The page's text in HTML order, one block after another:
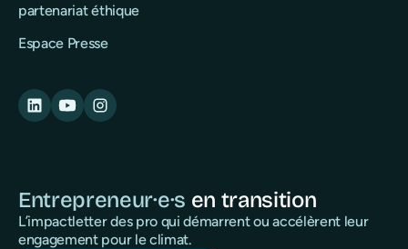
partenariat éthique
Espace Presse
Entrepreneur·e·s en transition
L’impactletter des pro qui démarrent ou accélèrent leur
engagement pour le climat.